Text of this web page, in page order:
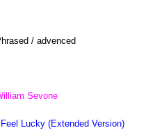
/ advenced
Sevone
I Feel Lucky (Extended Version)